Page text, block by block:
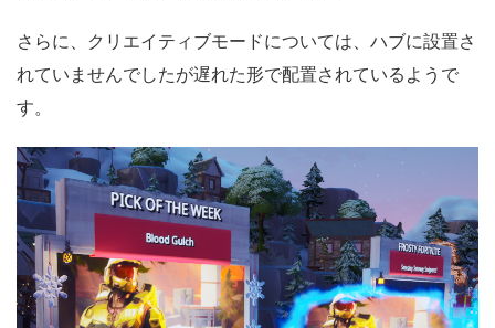
さらに、クリエイティブモードについては、ハブに設置さ
れていませんでしたが遅れた形で配置されているようで
す。